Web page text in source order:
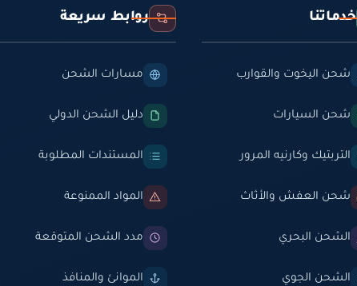
خدماتنا
شحن اليخوت والقوارب
شحن السيارات
التربتيك وكارنيه المرور
شحن العفش والأثاث
الشحن البحري
الشحن الجوي
روابط سريعة
مسارات الشحن
دليل الشحن الدولي
المستندات المطلوبة
المواد الممنوعة
مدد الشحن المتوقعة
الموانئ والمنافذ